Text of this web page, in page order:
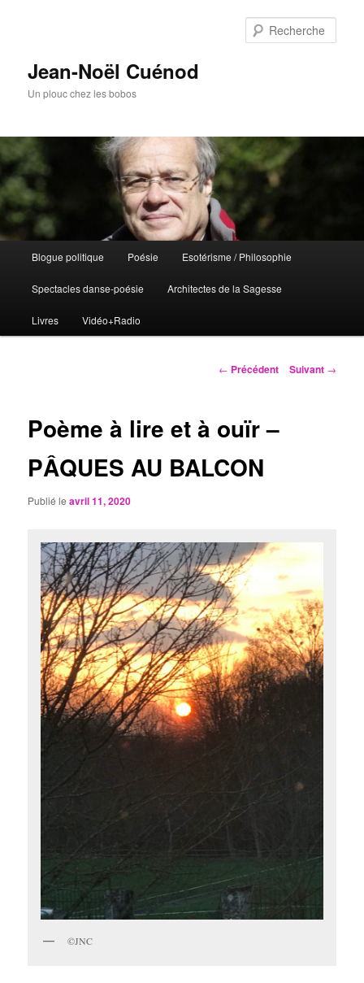
Jean-Noël Cuénod
Un plouc chez les bobos
Aller
au
contenu
Blogue politique Poésie Esotérisme / Philosophie
Spectacles danse-poésie Architectes de la Sagesse
Livres Vidéo+Radio
Navigation
← Précédent Suivant →
Poème à lire et à ouïr –
PÂQUES AU BALCON
Publié leavril 11, 2020
©JNC